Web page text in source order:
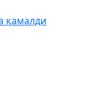
қамалди